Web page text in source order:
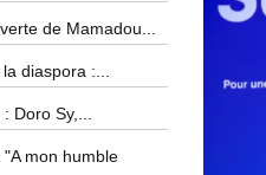
de Mamadou...
diaspora :...
Doro Sy,...
mon humble